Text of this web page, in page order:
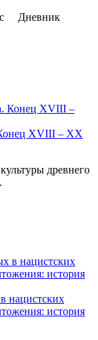
Дневник
Конец XVIII – ХХ
древнего
нацистских
история